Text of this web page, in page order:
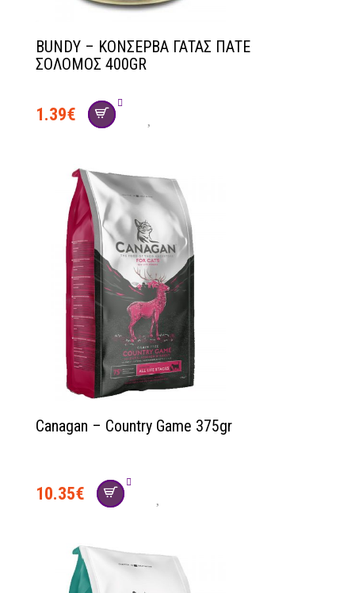
BUNDY – ΚΟΝΣΕΡΒΑ ΓΑΤΑΣ ΠΑΤΕ
ΣΟΛΟΜΟΣ 400GR
1.39€
Canagan – Country Game 375gr
10.35€